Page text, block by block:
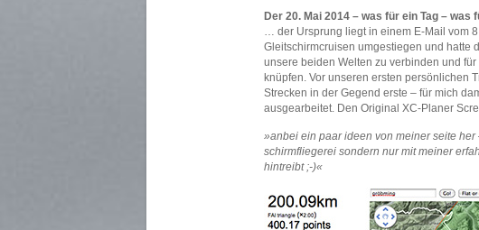
Der 20. Mai 2014 – was für ein Tag –
… der Ursprung liegt in einem E-Mail vom
Gleitschirmcruisen umgestiegen und hatte
unsere beiden Welten zu verbinden und
knüpfen. Vor unseren ersten persönlichen
Strecken in der Gegend erste – für mich
ausgearbeitet. Den Original XC-Planer
»anbei ein paar ideen von meiner seite
schirmfliegerei sondern nur mit meiner
hintreibt ;-)«